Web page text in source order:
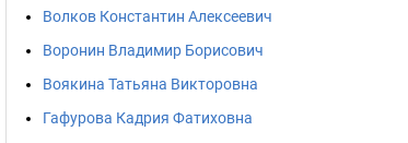
Волков Константин Алексеевич
Воронин Владимир Борисович
Воякина Татьяна Викторовна
Гафурова Кадрия Фатиховна